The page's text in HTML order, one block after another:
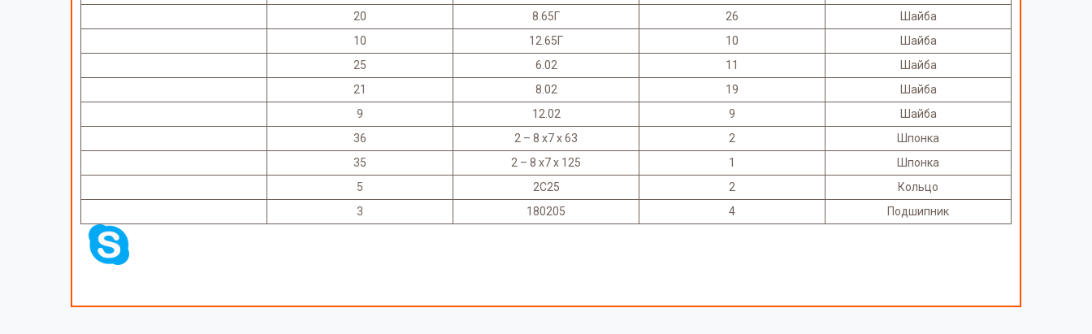
20
8.65Г 26
Шайба
10
12.65Г 10
Шайба
25
6.02 11
Шайба
21
8.02 19
Шайба
9
12.02 9
Шайба
36
2 – 8 х7 х 63 2
Шпонка
35
2 – 8 х7 х 125 1
Шпонка
5
2С25 2
Кольцо
3
180205 4 Подшипник